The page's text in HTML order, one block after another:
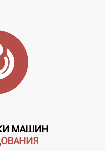
МАШИН